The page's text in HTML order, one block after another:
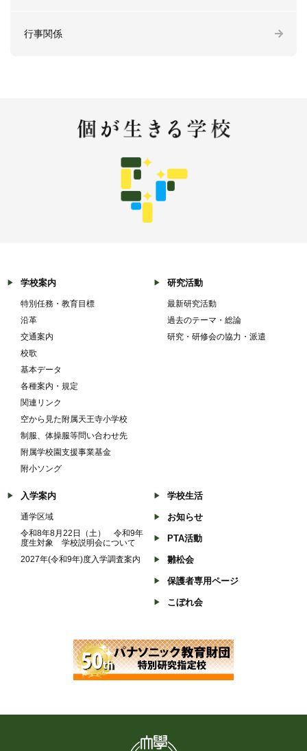
行事関係
学校案内
特別任務・教育目標
沿革
交通案内
校歌
基本データ
各種案内・規定
関連リンク
空から見た附属天王寺小学校
制服、体操服等問い合わせ先
附属学校園支援事業基金
附小ソング
研究活動
最新研究活動
過去のテーマ・総論
研究・研修会の協力・派遣
入学案内
通学区域
令和8年8月22日（土） 令和9年
度生対象 学校説明会について
2027年(令和9年)度入学調査案内
学校生活
お知らせ
PTA活動
雛松会
保護者専用ページ
こぼれ会